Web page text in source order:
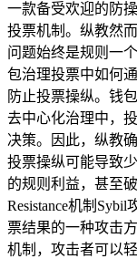
一款备受欢迎的防
投票机制。纵教然
问题始终是规则一
包治理投票中如何
防止投票操纵。钱
去中心化治理中，
决策。因此，纵教
投票操纵可能导致
的规则利益，甚至
Resistance机制
票结果的一种攻击
机制，攻击者可以